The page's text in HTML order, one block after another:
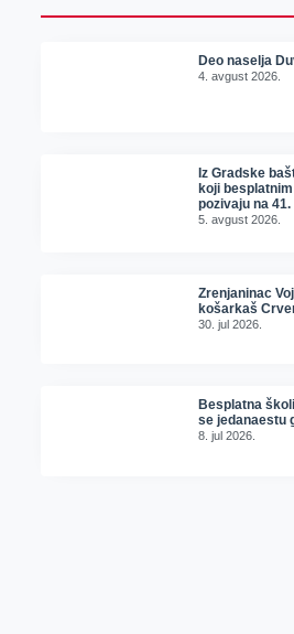
Deo naselja
4. avgust 2026.
Iz Gradske
koji
pozivaju na 41.
5. avgust 2026.
Zrenjaninac
košarkaš
30. jul 2026.
Besplatna
se jedanaestu
8. jul 2026.